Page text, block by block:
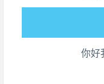
你好